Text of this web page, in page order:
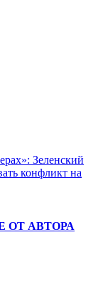
Зеленский
конфликт на
ОТ АВТОРА